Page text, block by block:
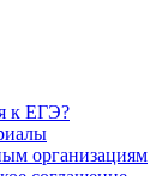
к ЕГЭ?
организациям